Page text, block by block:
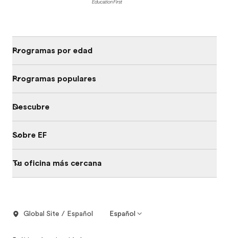
Programas por edad
Programas populares
Descubre
Sobre EF
Tu oficina más cercana
Global Site / Español Español